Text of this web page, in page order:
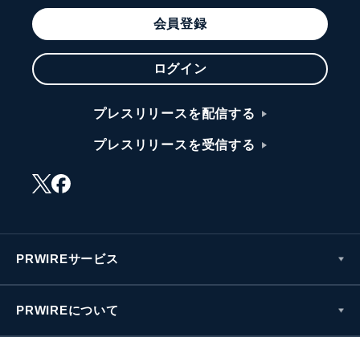
会員登録
ログイン
プレスリリースを配信する
プレスリリースを受信する
PRWIREサービス
PRWIREについて